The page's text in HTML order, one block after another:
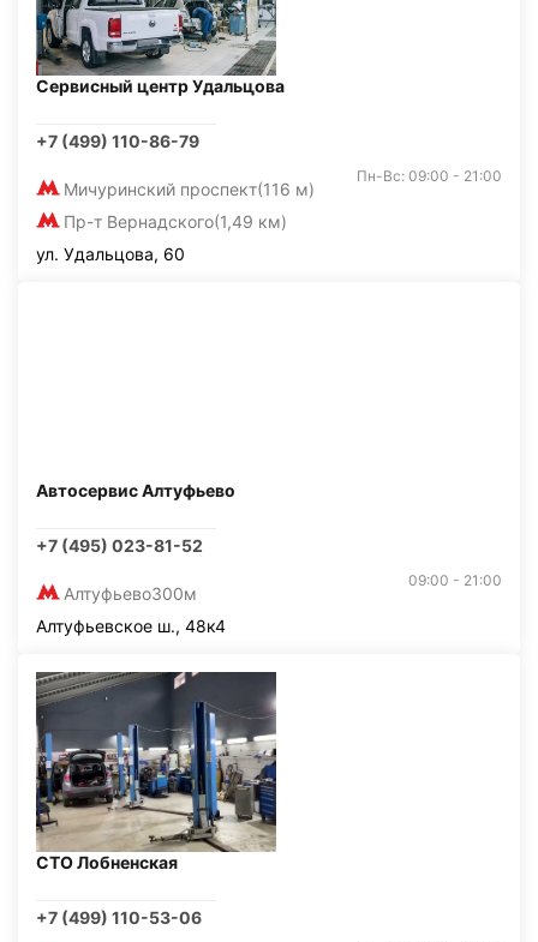
Сервисный центр Удальцова
+7 (499) 110-86-79
Мичуринский проспект(116 м)
Пр-т Вернадского(1,49 км)
Пн-Вс: 09:00 - 21:00
ул. Удальцова, 60
Автосервис Алтуфьево
+7 (495) 023-81-52
Алтуфьево300м
09:00 - 21:00
Алтуфьевское ш., 48к4
СТО Лобненская
+7 (499) 110-53-06